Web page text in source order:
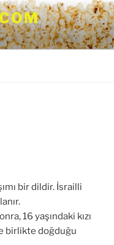
bir dildir. İsrailli
16 yaşındaki kızı
birlikte doğduğu